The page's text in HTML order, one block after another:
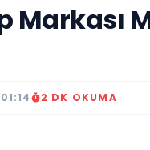
Markası
2 DK OKUMA